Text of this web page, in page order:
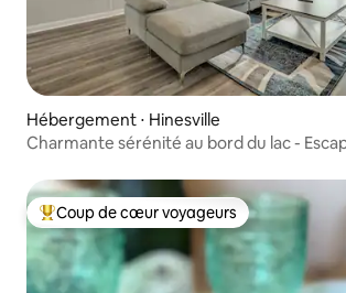
Hébergement ⋅ Hinesville
Charmante sérénité au bord du lac -
Coups de cœur voyageurs les plus
Coup de cœur voyageurs